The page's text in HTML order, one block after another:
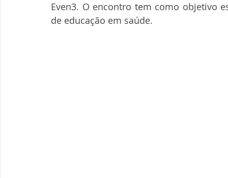
Even3. O encontro tem como objetivo
de educação em saúde.